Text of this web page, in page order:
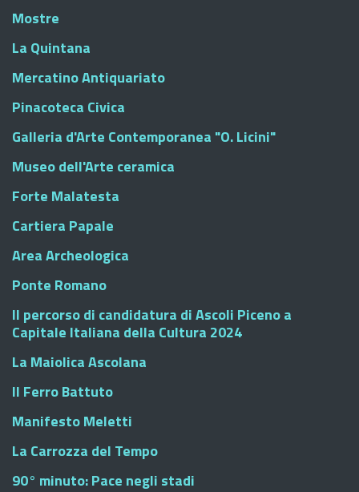
Mostre
La Quintana
Mercatino Antiquariato
Pinacoteca Civica
Galleria d'Arte Contemporanea "O. Licini"
Museo dell'Arte ceramica
Forte Malatesta
Cartiera Papale
Area Archeologica
Ponte Romano
Il percorso di candidatura di Ascoli Piceno a
Capitale Italiana della Cultura 2024
La Maiolica Ascolana
Il Ferro Battuto
Manifesto Meletti
La Carrozza del Tempo
90° minuto: Pace negli stadi